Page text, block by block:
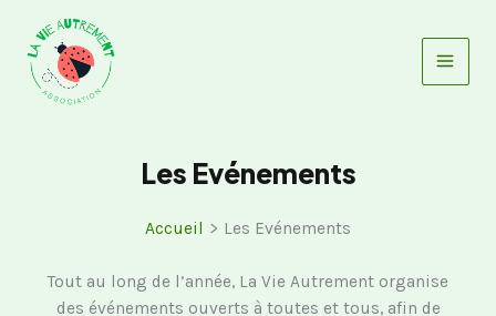
contenu
Les Evénements
Accueil Les Evénements
Tout au long de l’année, La Vie Autrement organise
des événements ouverts à toutes et tous, afin de